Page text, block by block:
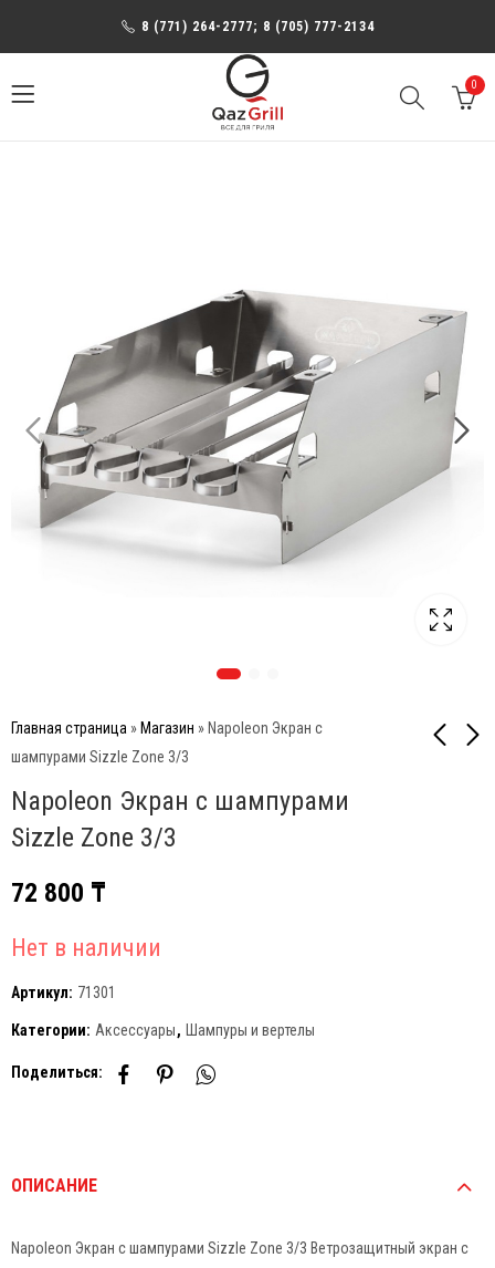
8 (771) 264-2777; 8 (705) 777-2134
0
Главная страница » Магазин » Napoleon Экран с
шампурами Sizzle Zone 3/3
Napoleon Экран с шампурами
Sizzle Zone 3/3
Napoleon Вертел с 4-мя
Napoleon Насадка на
72 800 ₸
Нет в наличии
Артикул: 71301
Категории: Аксессуары, Шампуры и вертелы
Поделиться:
ОПИСАНИЕ
Napoleon Экран с шампурами Sizzle Zone 3/3 Ветрозащитный экран с